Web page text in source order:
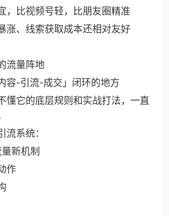
，比视频号轻，比朋友圈精准
涨、线索获取成本还相对友好
流量阵地
容-引流-成交」闭环的地方
懂它的底层规则和实战打法，一直
系统：
新机制
作